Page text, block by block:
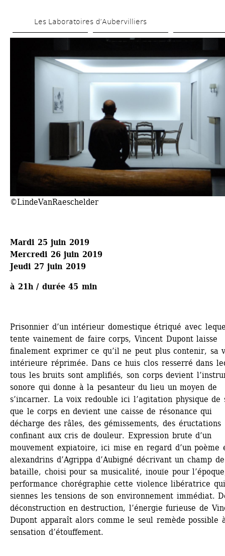
to
main
content
Les Laboratoires d’Aubervilliers
©LindeVanRaeschelder
Mardi 25 juin 2019
Mercredi 26 juin 2019
Jeudi 27 juin 2019
à 21h / durée 45 min
Prisonnier d’un intérieur domestique étriqué avec
tente vainement de faire corps, Vincent Dupont laisse
finalement exprimer ce qu’il ne peut plus contenir, sa
intérieure réprimée. Dans ce huis clos resserré dans
tous les bruits sont amplifiés, son corps devient
sonore qui donne à la pesanteur du lieu un moyen de
s’incarner. La voix redouble ici l’agitation physique de
que le corps en devient une caisse de résonance qui
décharge des râles, des gémissements, des éructations
confinant aux cris de douleur. Expression brute d’un
mouvement expiatoire, ici mise en regard d’un poème
alexandrins d’Agrippa d’Aubigné décrivant un champ de
bataille, choisi pour sa musicalité, inouïe pour
performance chorégraphie cette violence libératrice
siennes les tensions de son environnement immédiat.
déconstruction en destruction, l’énergie furieuse de
Dupont apparaît alors comme le seul remède possible
sensation d’étouffement.